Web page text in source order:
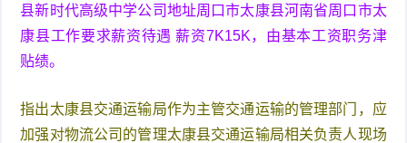
县新时代高级中学公司地址周口市太康县河南省周口市太
康县工作要求薪资待遇 薪资7K15K，由基本工资职务津
贴绩。
指出太康县交通运输局作为主管交通运输的管理部门，应
加强对物流公司的管理太康县交通运输局相关负责人现场